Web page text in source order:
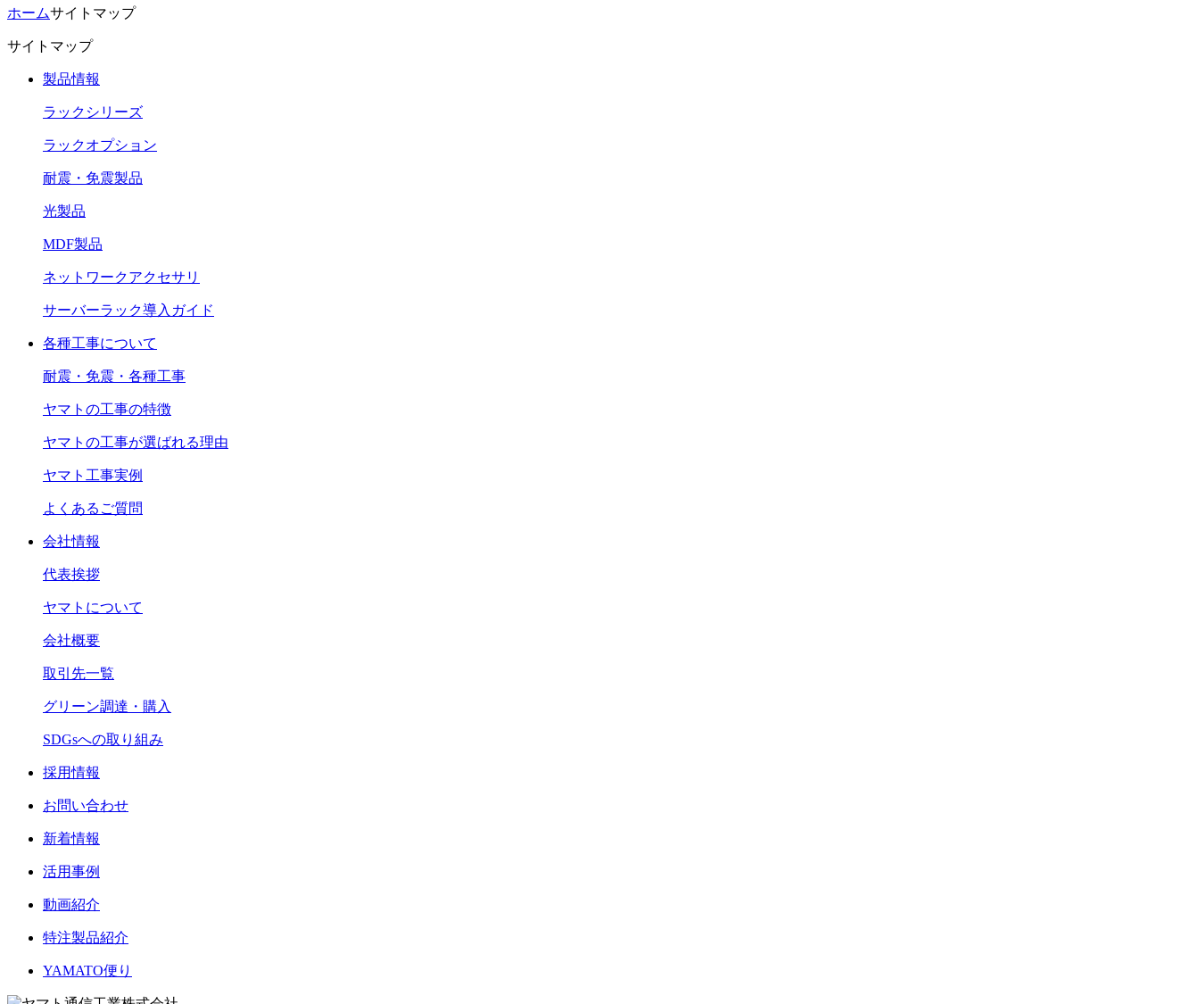
ホームサイトマップ
サイトマップ
製品情報
ラックシリーズ
ラックオプション
耐震・免震製品
光製品
MDF製品
ネットワークアクセサリ
サーバーラック導入ガイド
各種工事について
耐震・免震・各種工事
ヤマトの工事の特徴
ヤマトの工事が選ばれる理由
ヤマト工事実例
よくあるご質問
会社情報
代表挨拶
ヤマトについて
会社概要
取引先一覧
グリーン調達・購入
SDGsへの取り組み
採用情報
お問い合わせ
新着情報
活用事例
動画紹介
特注製品紹介
YAMATO便り